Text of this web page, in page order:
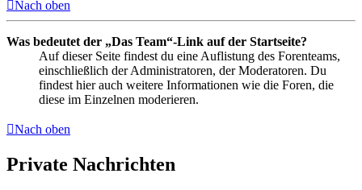
Nach oben
Was bedeutet der „Das Team“-Link auf der Startseite?
Auf dieser Seite findest du eine Auflistung des Forenteams,
einschließlich der Administratoren, der Moderatoren. Du
findest hier auch weitere Informationen wie die Foren, die
diese im Einzelnen moderieren.
Nach oben
Private Nachrichten